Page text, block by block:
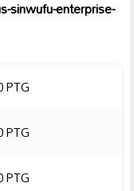
sinwufu-enterprise-